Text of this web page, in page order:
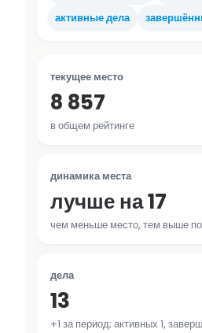
активные дела
текущее место
8 857
в общем рейтинге
динамика места
лучше на 17
чем меньше место, тем выше
дела
13
+1 за период; активных 1,